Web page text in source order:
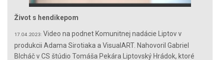
Život s hendikepom
17.04.2023: Video na podnet Komunitnej nadácie Liptov v
produkcii Adama Sirotiaka a VisualART. Nahovoril Gabriel
Blcháč v CS štúdio Tomáša Pekára Liptovský Hrádok, ktoré